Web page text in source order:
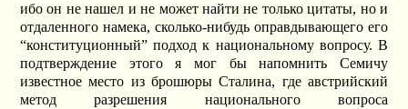
ибо он не нашел и не может найти не только цитаты, но и
отдаленного намека, сколько-нибудь оправдывающего его
“конституционный” подход к национальному вопросу. В
подтверждение этого я мог бы напомнить Семичу
известное место из брошюры Сталина, где австрийский
метод разрешения национального вопроса